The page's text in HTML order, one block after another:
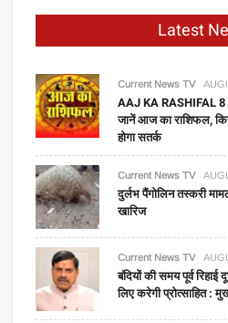
Latest
Current News TV
AAJ KA RASHIFAL
जानें आज का राशिफल,
होगा सतर्क
Current News TV
दुर्लभ पैंगोलिन तस्करी
खारिज
Current News TV
बंदियों की समय पूर्व
लिए करेगी प्रोत्साहित :